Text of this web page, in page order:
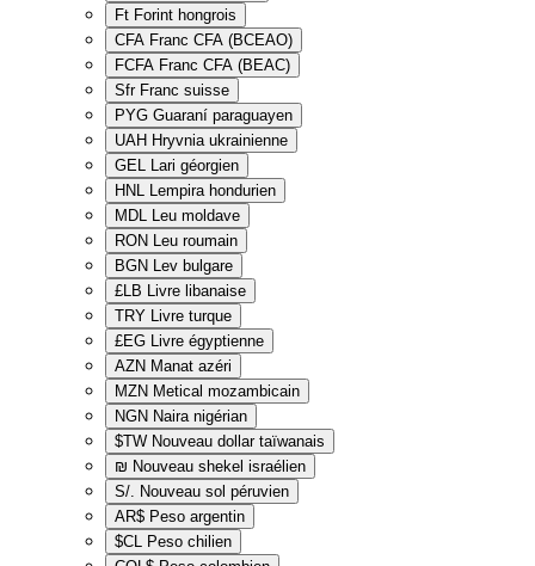
Ft Forint hongrois
CFA Franc CFA (BCEAO)
FCFA Franc CFA (BEAC)
Sfr Franc suisse
PYG Guaraní paraguayen
UAH Hryvnia ukrainienne
GEL Lari géorgien
HNL Lempira hondurien
MDL Leu moldave
RON Leu roumain
BGN Lev bulgare
£LB Livre libanaise
TRY Livre turque
£EG Livre égyptienne
AZN Manat azéri
MZN Metical mozambicain
NGN Naira nigérian
$TW Nouveau dollar taïwanais
₪ Nouveau shekel israélien
S/. Nouveau sol péruvien
AR$ Peso argentin
$CL Peso chilien